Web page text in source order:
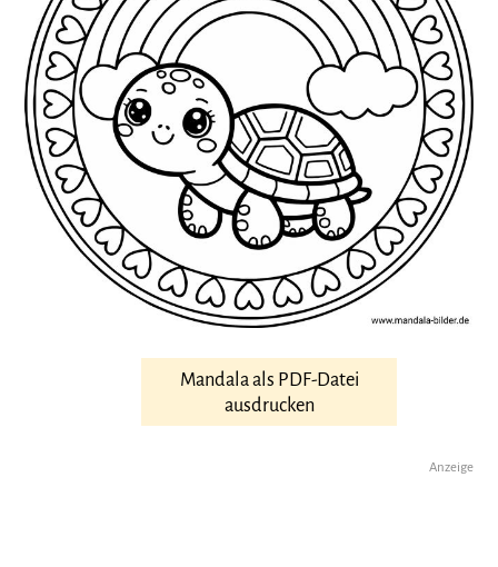
Mandala als PDF-Datei
ausdrucken
Anzeige